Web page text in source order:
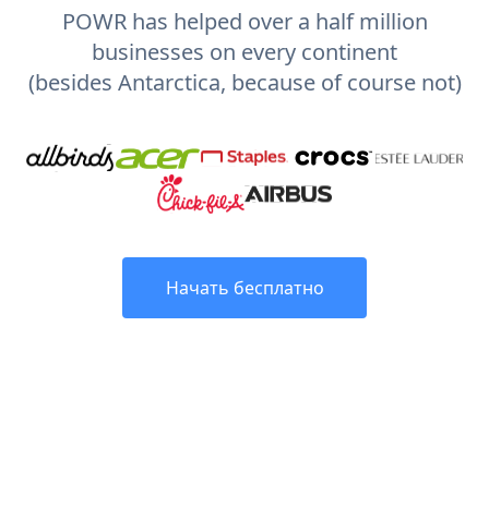
POWR has helped over a half million
businesses on every continent
(besides Antarctica, because of course not)
Начать бесплатно